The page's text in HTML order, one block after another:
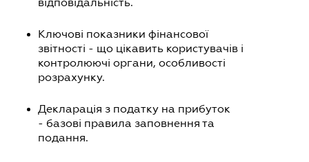
Ключові показники фінансової
звітності - що цікавить користувачів і
контролюючі органи, особливості
розрахунку.
Декларація з податку на прибуток
- базові правила заповнення та
подання.